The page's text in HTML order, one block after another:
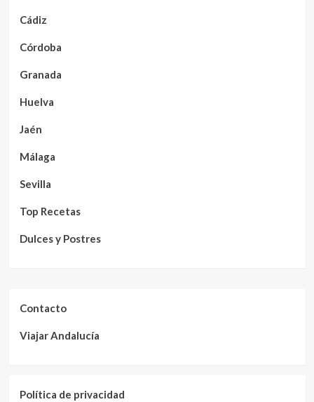
Cádiz
Córdoba
Granada
Huelva
Jaén
Málaga
Sevilla
Top Recetas
Dulces y Postres
Contacto
Viajar Andalucía
Política de privacidad